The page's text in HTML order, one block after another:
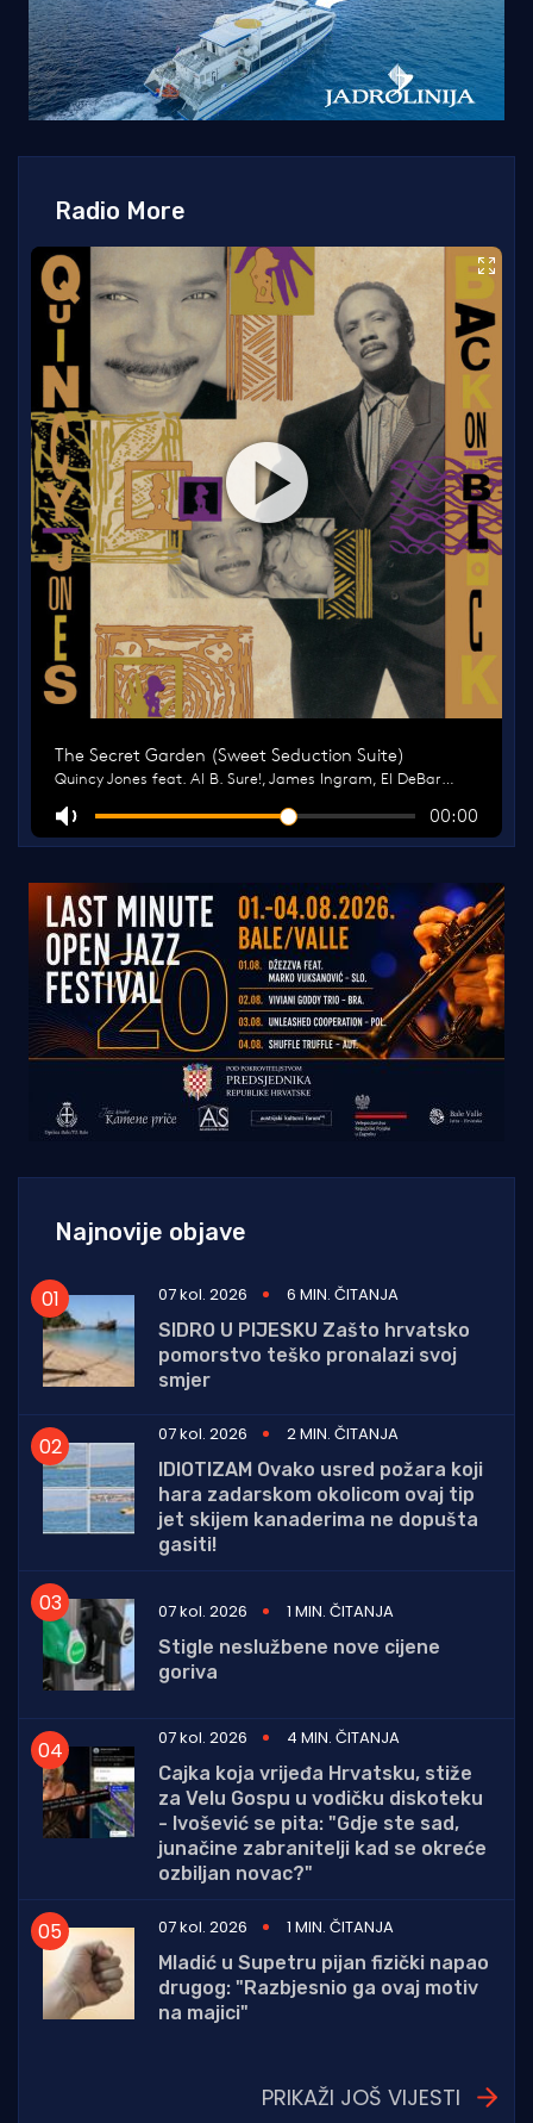
Radio More
Najnovije objave
07 kol. 2026
6 MIN. ČITANJA
SIDRO U PIJESKU Zašto hrvatsko
pomorstvo teško pronalazi svoj
smjer
07 kol. 2026
2 MIN. ČITANJA
IDIOTIZAM Ovako usred požara koji
hara zadarskom okolicom ovaj tip
jet skijem kanaderima ne dopušta
gasiti!
07 kol. 2026
1 MIN. ČITANJA
Stigle neslužbene nove cijene
goriva
07 kol. 2026
4 MIN. ČITANJA
Cajka koja vrijeđa Hrvatsku, stiže
za Velu Gospu u vodičku diskoteku
- Ivošević se pita: "Gdje ste sad,
junačine zabranitelji kad se okreće
ozbiljan novac?"
07 kol. 2026
1 MIN. ČITANJA
Mladić u Supetru pijan fizički napao
drugog: "Razbjesnio ga ovaj motiv
na majici"
PRIKAŽI JOŠ VIJESTI